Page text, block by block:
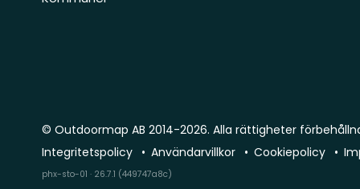
© Outdoormap AB 2014-2026. Alla rättigheter
Integritetspolicy
Användarvillkor Cookiepolicy
phx-sto-01 · 26.7.1 (449747a8c)